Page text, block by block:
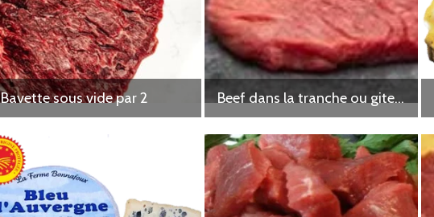
Bavette sous vide par 2 Beef dans la tranche ou gite sous vide par 2